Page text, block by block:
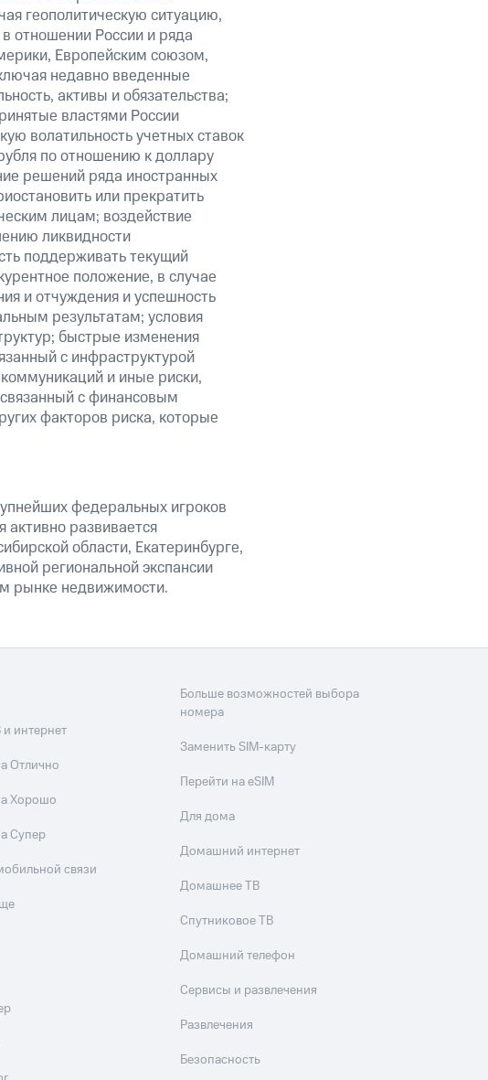
геополитическую ситуацию,
отношении России и ряда
Европейским союзом,
недавно введенные
активы и обязательства;
властями России
волатильность учетных ставок
по отношению к доллару
решений ряда иностранных
или прекратить
лицам; воздействие
ликвидности
поддерживать текущий
положение, в случае
и отчуждения и успешность
результатам; условия
быстрые изменения
с инфраструктурой
и иные риски,
с финансовым
факторов риска, которые
федеральных игроков
развивается
области, Екатеринбурге,
региональной экспансии
рынке недвижимости.
интернет
Отлично
Хорошо
Супер
связи
Больше возможностей выбора
номера
Заменить SIM-карту
Перейти на eSIM
Для дома
Домашний интернет
Домашнее ТВ
Спутниковое ТВ
Домашний телефон
Сервисы и развлечения
Развлечения
Безопасность